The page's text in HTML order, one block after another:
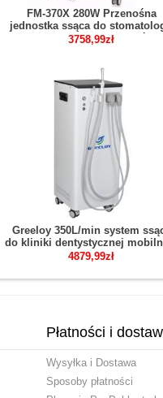
FM-370X 280W Przenośna
jednostka ssąca do
Urządzenie do aspiracji
3758,99zł
Greeloy 350L/min system
do kliniki dentystycznej
silnym ssaniem GSM-300
4879,99zł
Płatności i
Wysyłka i Dostawa
Sposoby płatności